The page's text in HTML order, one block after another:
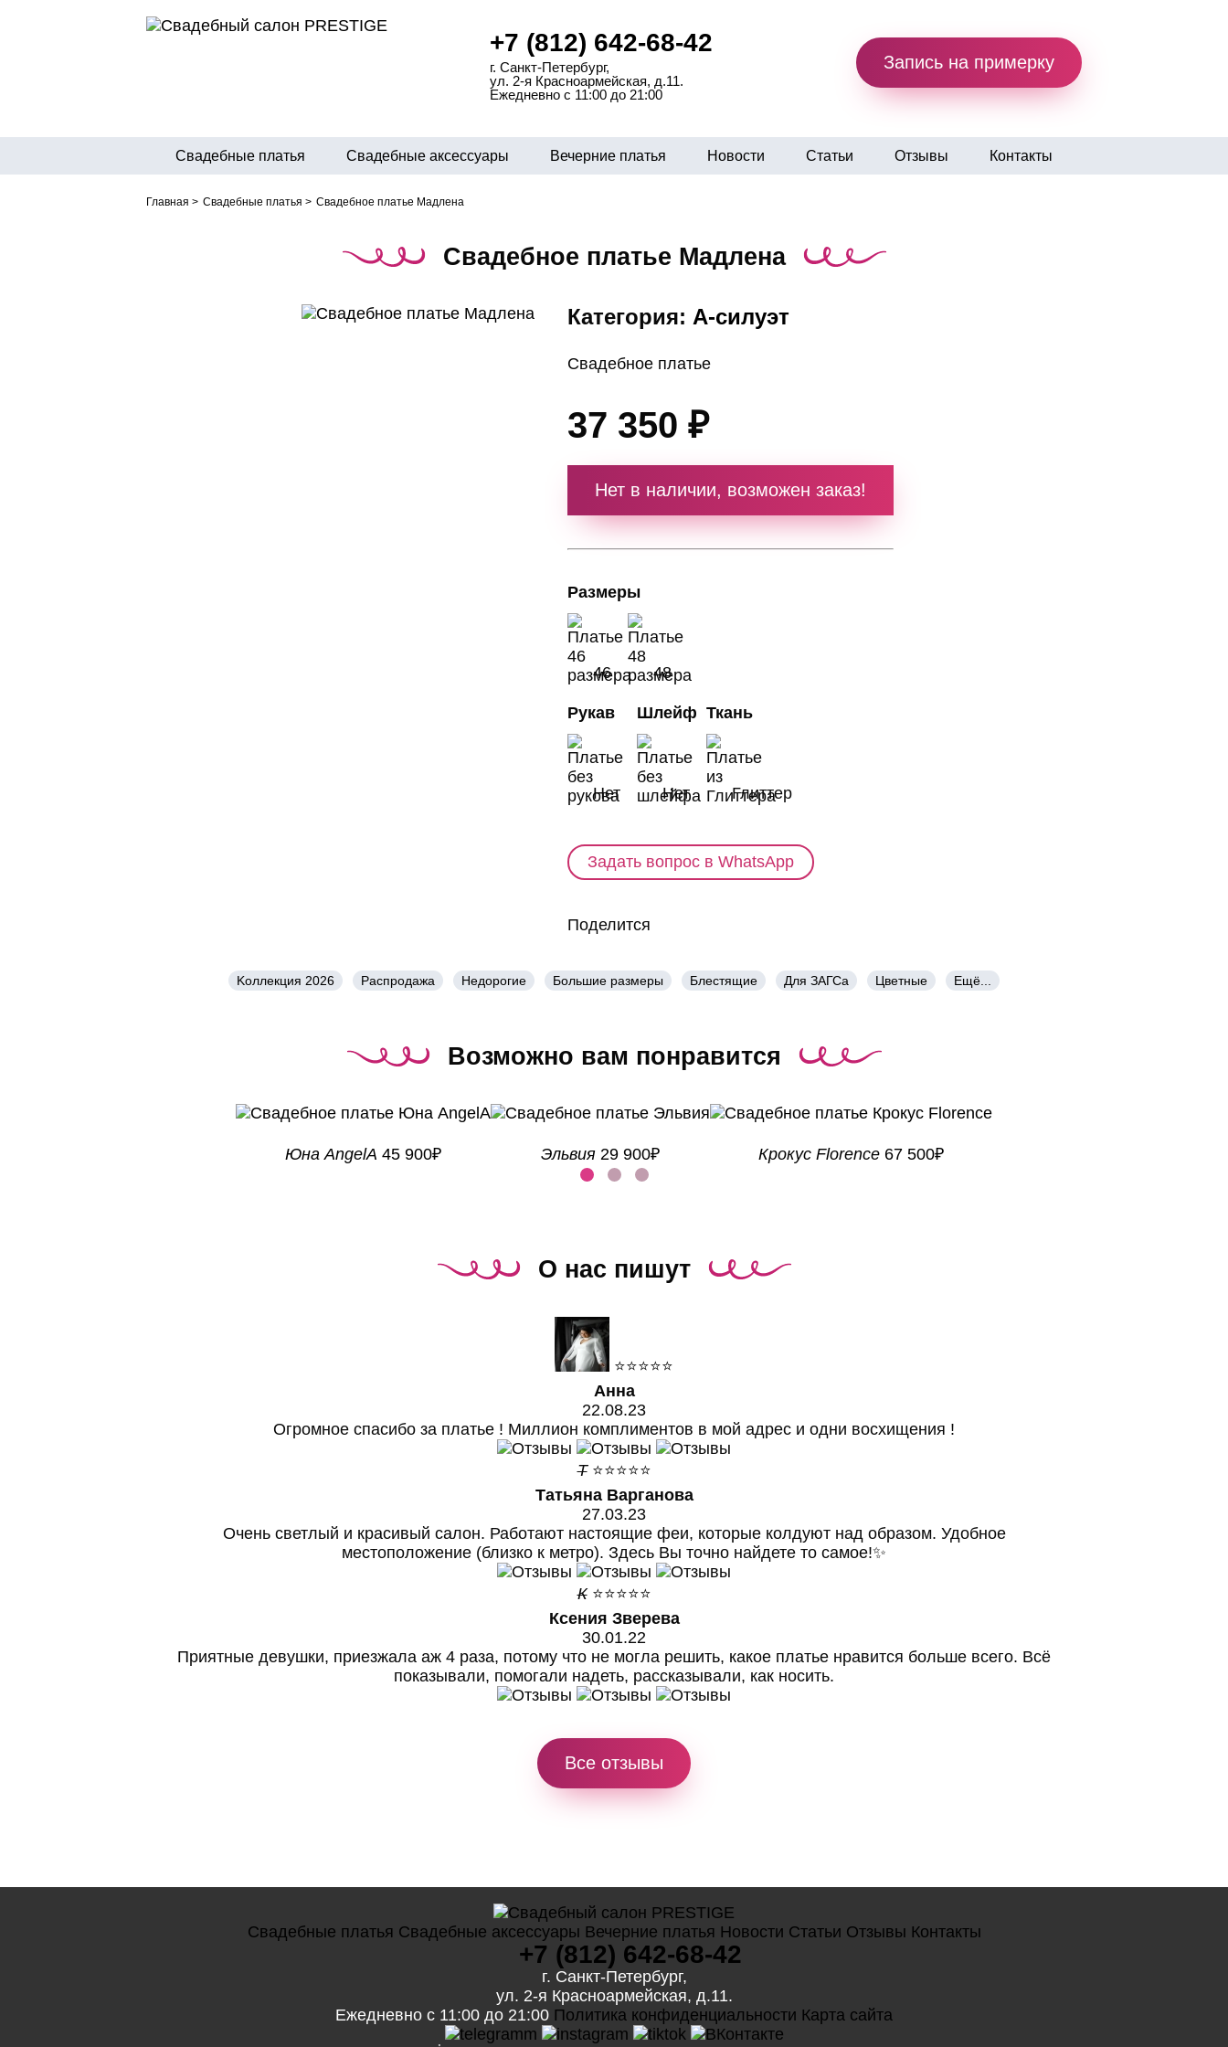
+7 (812) 642-68-42
г. Санкт-Петербург,
ул. 2-я Красноармейская, д.11.
Ежедневно с 11:00 до 21:00
Запись на примерку
Свадебные платья Свадебные аксессуары Вечерние платья Новости Статьи Отзывы Контакты
Главная > Свадебные платья > Свадебное платье Мадлена
Свадебное платье Мадлена
Категория: А-силуэт
Свадебное платье
37 350 ₽
Нет в наличии, возможен заказ!
Размеры
46 48
Рукав
Нет
Шлейф
Нет
Ткань
Глиттер
Задать вопрос в WhatsApp
Поделится
Kоллекция 2026 Распродажа Недорогие Большие размеры Блестящие Для ЗАГСа Цветные Ещё...
Возможно вам понравится
Юна AngelA 45 900₽ Эльвия 29 900₽ Крокус Florence 67 500₽
О нас пишут
⭐⭐⭐⭐⭐
Анна
22.08.23
Огромное спасибо за платье ! Миллион комплиментов в мой адрес и одни восхищения !
Т ⭐⭐⭐⭐⭐
Татьяна Варганова
27.03.23
Очень светлый и красивый салон. Работают настоящие феи, которые колдуют над образом. Удобное
местоположение (близко к метро). Здесь Вы точно найдете то самое!✨
К ⭐⭐⭐⭐⭐
Ксения Зверева
30.01.22
Приятные девушки, приезжала аж 4 раза, потому что не могла решить, какое платье нравится больше всего. Всё
показывали, помогали надеть, рассказывали, как носить.
Все отзывы
Свадебные платья Свадебные аксессуары Вечерние платья Новости Статьи Отзывы Контакты
+7 (812) 642-68-42
г. Санкт-Петербург,
ул. 2-я Красноармейская, д.11.
Ежедневно с 11:00 до 21:00 Политика конфиденциальности Карта сайта